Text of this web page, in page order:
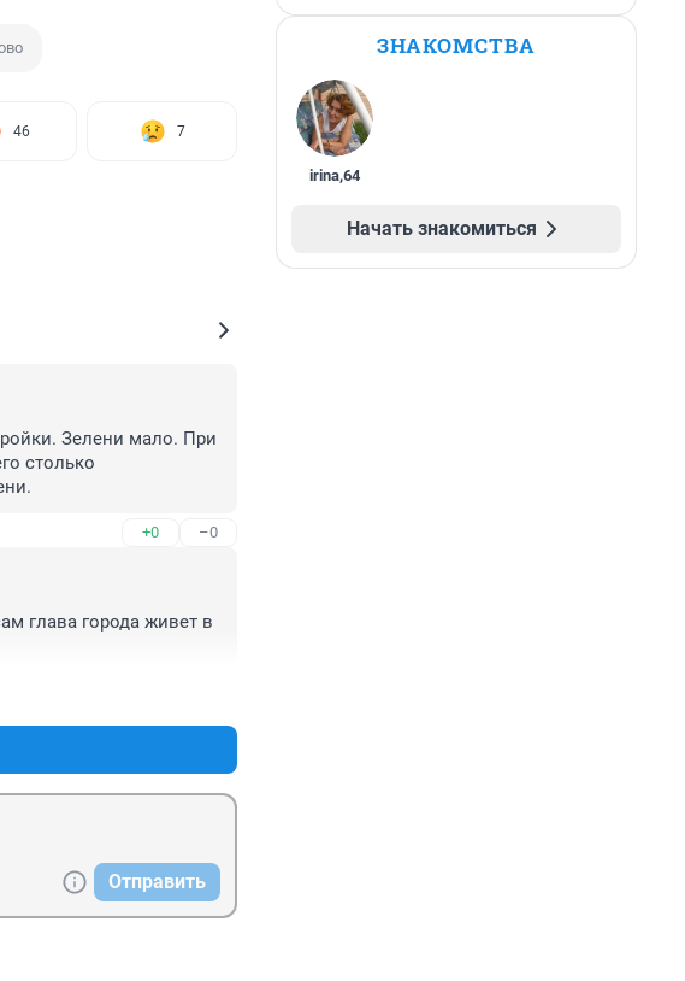
46 7
Зелени мало. При
столько
+0 –0
глава города живет в
Отправить
ЗНАКОМСТВА
irina,64
Начать знакомиться